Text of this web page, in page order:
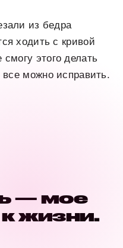
из бедра
ходить с кривой
этого делать
можно исправить.
— мое
жизни.